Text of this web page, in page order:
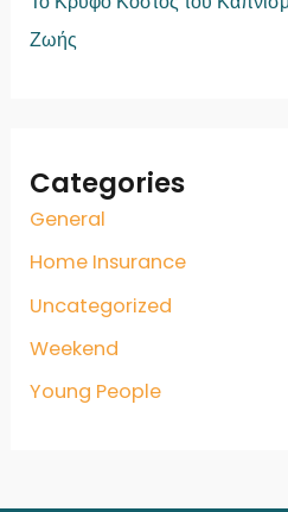
Ζωής
Categories
General
Home Insurance
Uncategorized
Weekend
Young People